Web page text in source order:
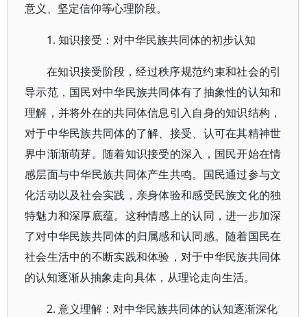
意义、坚定信仰等心理阶段。
1. 知识接受：对中华民族共同体的初步认知
在知识接受阶段，经过秩序规范约束和社会的引
导示范，国民对中华民族共同体有了抽象性的认知和
理解，并将外在的共同体信息引入自身的知识结构，
对于中华民族共同体的了解、接受、认可在其精神世
界中渐渐萌芽。随着知识接受的深入，国民开始在情
感层面与中华民族共同体产生共鸣。国民通过参与文
化活动以及社会实践，亲身体验和感受民族文化的独
特魅力和深厚底蕴。这种情感上的认同，进一步加深
了对中华民族共同体的归属感和认同感。随着国民在
社会生活中的不断实践和体验，对于中华民族共同体
的认知逐渐从抽象走向具体，从理论走向生活。
2. 意义理解：对中华民族共同体的认知逐渐深化